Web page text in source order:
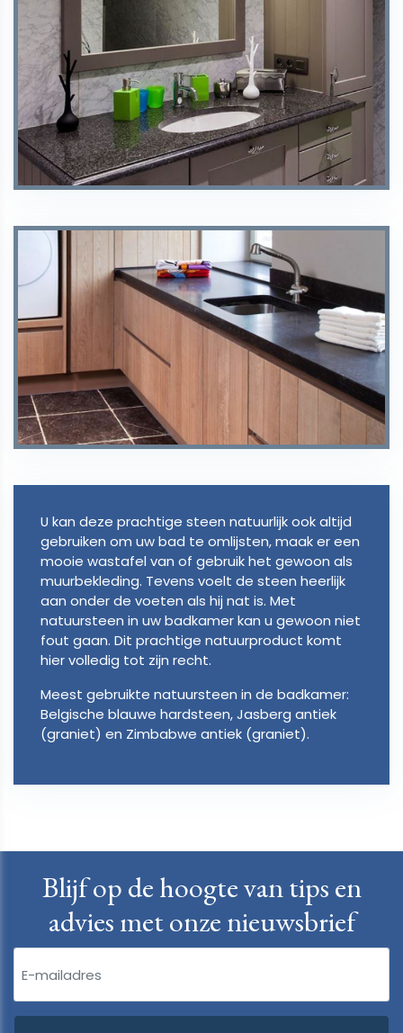
U kan deze prachtige steen natuurlijk ook altijd
gebruiken om uw bad te omlijsten, maak er een
mooie wastafel van of gebruik het gewoon als
muurbekleding. Tevens voelt de steen heerlijk
aan onder de voeten als hij nat is. Met
natuursteen in uw badkamer kan u gewoon niet
fout gaan. Dit prachtige natuurproduct komt
hier volledig tot zijn recht.
Meest gebruikte natuursteen in de badkamer:
Belgische blauwe hardsteen, Jasberg antiek
(graniet) en Zimbabwe antiek (graniet).
Blijf op de hoogte van tips en
advies met onze nieuwsbrief